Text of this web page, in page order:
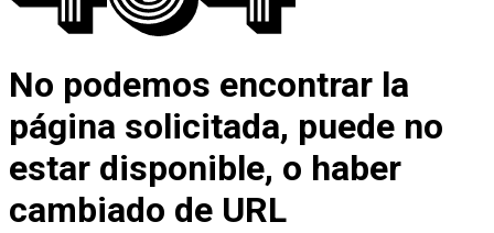
No podemos encontrar la
página solicitada, puede no
estar disponible, o haber
cambiado de URL